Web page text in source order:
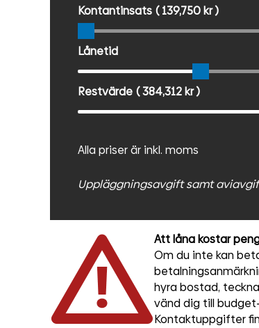
Kontantinsats ( 139,750 kr )
Lånetid
Restvärde ( 384,312 kr )
Alla priser är inkl. moms
Uppläggningsavgift samt
Att låna kostar
Om du inte kan
hyra bostad,
vänd dig till
Kontaktuppgifter